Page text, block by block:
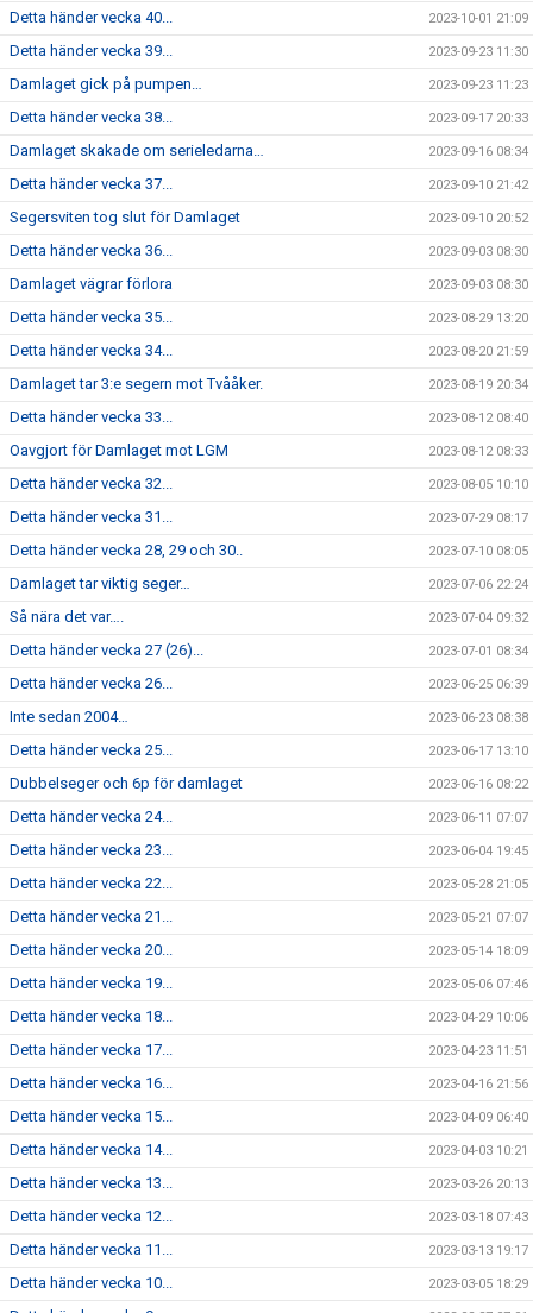
Detta händer vecka 40... 2023-10-01 21:09
Detta händer vecka 39... 2023-09-23 11:30
Damlaget gick på pumpen… 2023-09-23 11:23
Detta händer vecka 38... 2023-09-17 20:33
Damlaget skakade om serieledarna… 2023-09-16 08:34
Detta händer vecka 37... 2023-09-10 21:42
Segersviten tog slut för Damlaget 2023-09-10 20:52
Detta händer vecka 36... 2023-09-03 08:30
Damlaget vägrar förlora 2023-09-03 08:30
Detta händer vecka 35... 2023-08-29 13:20
Detta händer vecka 34... 2023-08-20 21:59
Damlaget tar 3:e segern mot Tvååker. 2023-08-19 20:34
Detta händer vecka 33... 2023-08-12 08:40
Oavgjort för Damlaget mot LGM 2023-08-12 08:33
Detta händer vecka 32... 2023-08-05 10:10
Detta händer vecka 31... 2023-07-29 08:17
Detta händer vecka 28, 29 och 30.. 2023-07-10 08:05
Damlaget tar viktig seger… 2023-07-06 22:24
Så nära det var…. 2023-07-04 09:32
Detta händer vecka 27 (26)... 2023-07-01 08:34
Detta händer vecka 26... 2023-06-25 06:39
Inte sedan 2004… 2023-06-23 08:38
Detta händer vecka 25... 2023-06-17 13:10
Dubbelseger och 6p för damlaget 2023-06-16 08:22
Detta händer vecka 24... 2023-06-11 07:07
Detta händer vecka 23... 2023-06-04 19:45
Detta händer vecka 22... 2023-05-28 21:05
Detta händer vecka 21... 2023-05-21 07:07
Detta händer vecka 20... 2023-05-14 18:09
Detta händer vecka 19... 2023-05-06 07:46
Detta händer vecka 18... 2023-04-29 10:06
Detta händer vecka 17... 2023-04-23 11:51
Detta händer vecka 16... 2023-04-16 21:56
Detta händer vecka 15... 2023-04-09 06:40
Detta händer vecka 14... 2023-04-03 10:21
Detta händer vecka 13... 2023-03-26 20:13
Detta händer vecka 12... 2023-03-18 07:43
Detta händer vecka 11... 2023-03-13 19:17
Detta händer vecka 10... 2023-03-05 18:29